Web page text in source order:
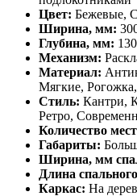
Цвет: Бежевые,
Ширина, мм:
Глубина, мм:
Механизм:
Материал:
Мягкие,
Стиль: Кантри,
Ретро,
Количество
Габариты:
Ширина, мм
Длина
Каркас: На